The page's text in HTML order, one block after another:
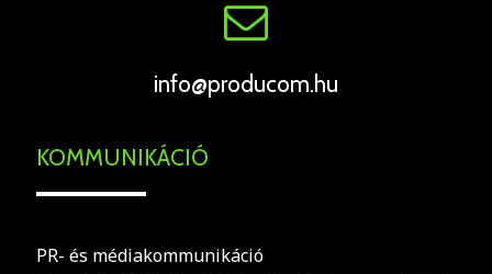
info@producom.hu
KOMMUNIKÁCIÓ
PR- és médiakommunikáció